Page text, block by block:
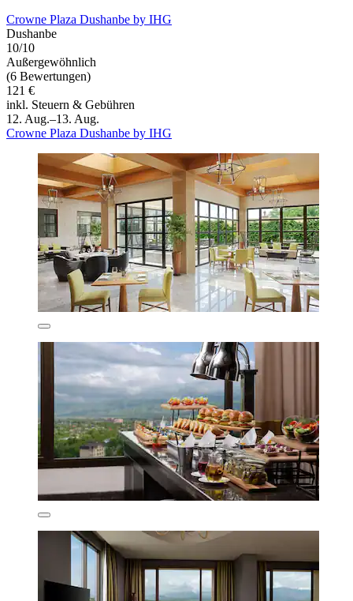
Crowne Plaza Dushanbe by IHG
Dushanbe
10/10
Außergewöhnlich
(6 Bewertungen)
121 €
inkl. Steuern & Gebühren
12. Aug.–13. Aug.
Crowne Plaza Dushanbe by IHG